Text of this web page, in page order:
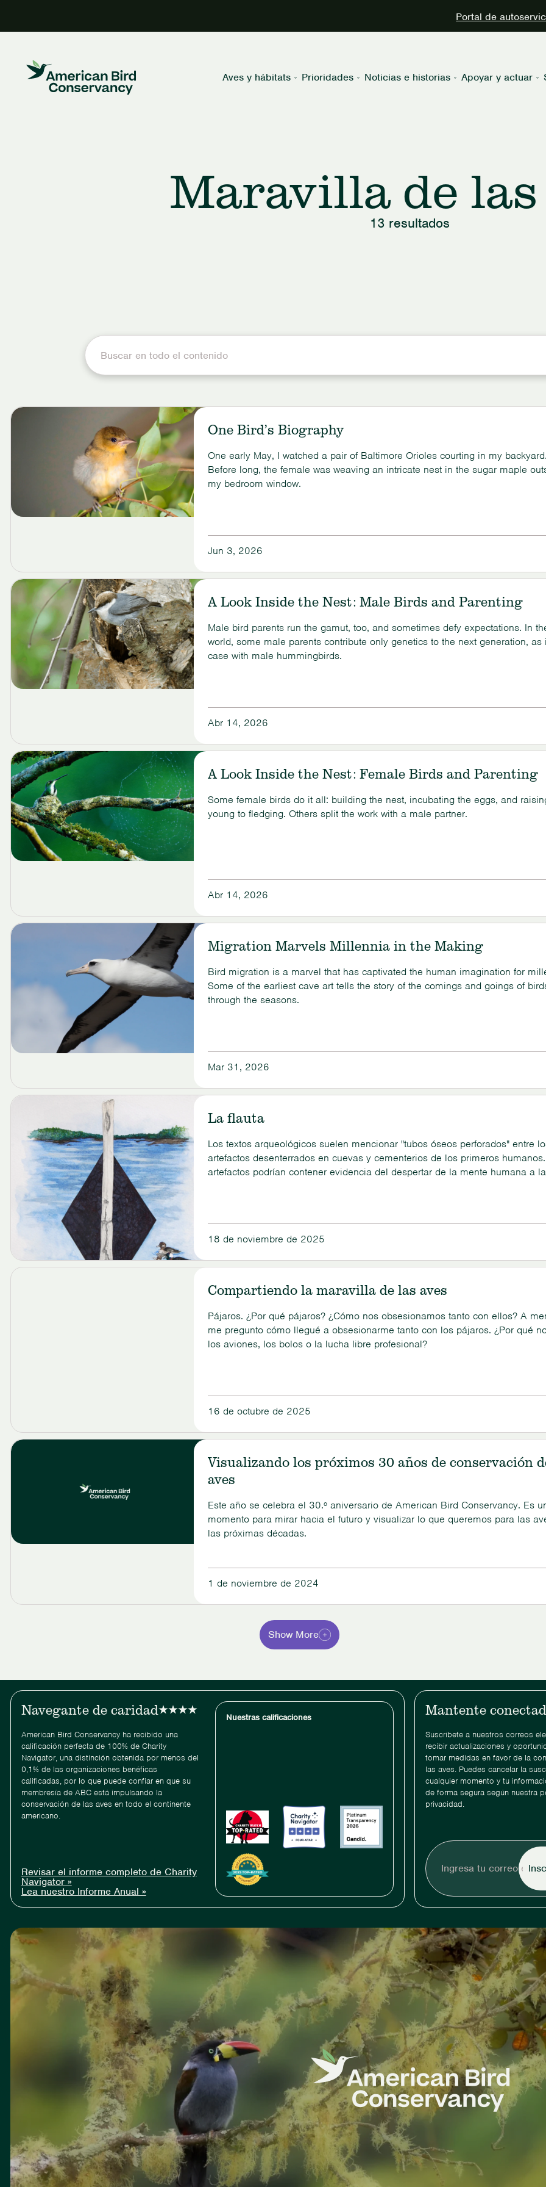
Portal de
Aves y hábitats Prioridades Noticias e historias Apoyar y actuar
Maravilla de las
13 resultados
View
One
Bird’s
Biography
One Bird’s Biography
One early May, I watched a pair of Baltimore Orioles courting in my backyard.
Before long, the female was weaving an intricate nest in the sugar maple
my bedroom window.
Jun 3, 2026
View
A
Look
Inside
the
Nest:
Male
Birds
and
Parenting
A Look Inside the Nest: Male Birds and Parenting
Male bird parents run the gamut, too, and sometimes defy expectations. In
world, some male parents contribute only genetics to the next generation, as
case with male hummingbirds.
Abr 14, 2026
View
A
Nest:
A Look Inside the Nest: Female Birds and Parenting
Some female birds do it all: building the nest, incubating the eggs, and
young to fledging. Others split the work with a male partner.
Abr 14, 2026
View
Migration
Millennia
Making
Migration Marvels Millennia in the Making
Bird migration is a marvel that has captivated the human imagination for
Some of the earliest cave art tells the story of the comings and goings of
through the seasons.
Mar 31, 2026
Ver
La
La flauta
Los textos arqueológicos suelen mencionar "tubos óseos perforados" entre
artefactos desenterrados en cuevas y cementerios de los primeros
artefactos podrían contener evidencia del despertar de la mente humana a la
18 de noviembre de 2025
Ver
Compartiendo
Compartiendo la maravilla de las aves
Pájaros. ¿Por qué pájaros? ¿Cómo nos obsesionamos tanto con ellos? A
me pregunto cómo llegué a obsesionarme tanto con los pájaros. ¿Por qué
los aviones, los bolos o la lucha libre profesional?
16 de octubre de 2025
conservación
de
las
Visualizando los próximos 30 años de conservación
aves
Este año se celebra el 30.º aniversario de American Bird Conservancy. Es
momento para mirar hacia el futuro y visualizar lo que queremos para las
las próximas décadas.
1 de noviembre de 2024
Show More
Navegante de caridad
American Bird Conservancy ha recibido una
calificación perfecta de 100% de Charity
Navigator, una distinción obtenida por menos del
0,1% de las organizaciones benéficas
calificadas, por lo que puede confiar en que su
membresía de ABC está impulsando la
conservación de las aves en todo el continente
americano.
Revisar el informe completo de Charity
Navigator »
Lea nuestro Informe Anual »
Nuestras calificaciones Mantente
Suscríbete a nuestros correos
recibir actualizaciones y
tomar medidas en favor de la
las aves. Puedes cancelar la
cualquier momento y tu
de forma segura según nuestra
privacidad.
tu
electrónico